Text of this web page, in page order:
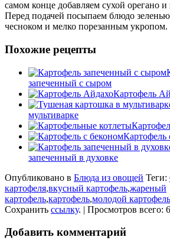
самом конце добавляем сухой орегано
Перед подачей посыпаем блюдо
чесноком и мелко порезанным укропом.
Похожие рецепты
запеченный с сыром
Картофель
мультиварке
Картофель
запеченный в духовке
Опубликовано в Блюда из овощей Теги:
картофеля,вкусный картофель,жареный
картофель,картофель,молодой картофель
Сохранить ссылку. | Просмотров всего:
Добавить комментарий